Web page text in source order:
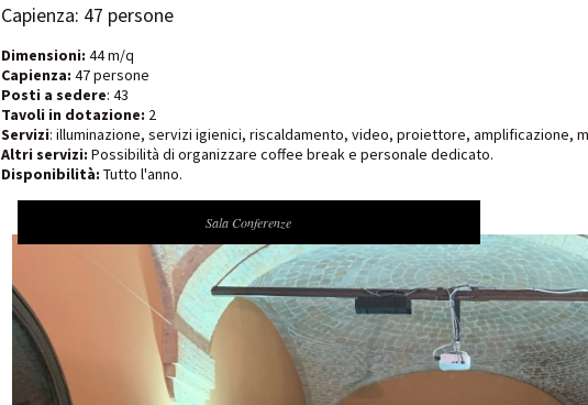
Capienza: 47 persone
Dimensioni: 44 m/q
Capienza: 47 persone
Posti a sedere: 43
Tavoli in dotazione: 2
Servizi: illuminazione, servizi igienici, riscaldamento, video, proiettore, amplificazione,
Altri servizi: Possibilità di organizzare coffee break e personale dedicato.
Disponibilità: Tutto l'anno.
Sala Conferenze